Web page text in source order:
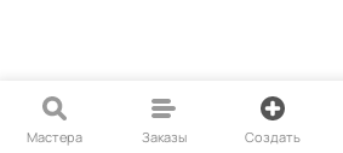
Мастера Заказы Создать